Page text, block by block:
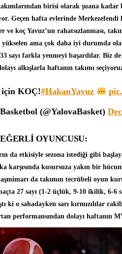
birisi olarak şuana kadar
Geçen hafta evlerinde Merkezefendi
koç Yavuz’un rahatsızlanması,
ama çok daha iyi durumda
sayı farkla yenmeyi başardılar. Biz
alkışlarla haftanın takımı
için KOÇ!#HakanYavuz
(@YalovaBasket)
OYUNCUSU:
da etkisiyle sezona istediği gibi
karşısında kusursuza yakın bir
da takımın tecrübeli oyun
27 sayı (1-2 üçlük, 9-10 ikilik, 6-
ki o sahadayken sarı kırmızılılar
performansından dolayı haftanın